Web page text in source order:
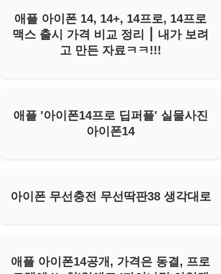
애플 아이폰 14, 14+, 14프로, 14프로
맥스 출시 가격 비교 정리 ⎮ 내가 보려
고 만든 자료ㅋㅋ!!!
애플 '아이폰14프로 딥퍼플' 실물사진
아이폰14
아이폰 무선충전 무선딱판38 생각대로
애플 아이폰14공개, 가격은 동결, 프로